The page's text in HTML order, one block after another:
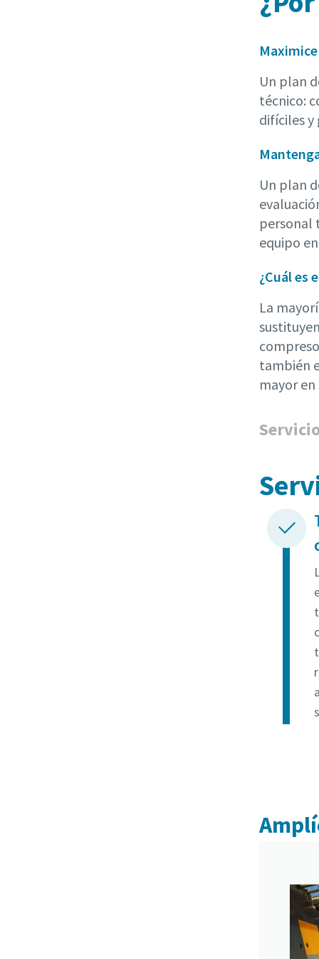
Un plan
técnico:
difíciles y
Un plan
personal
equipo
¿Cuál es
La
también
mayor